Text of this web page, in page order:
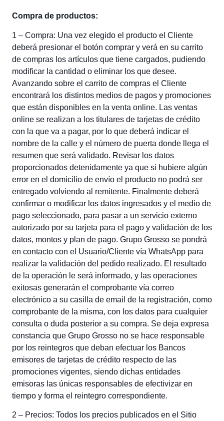
Compra de productos:
1 – Compra: Una vez elegido el producto el Cliente
deberá presionar el botón comprar y verá en su carrito
de compras los artículos que tiene cargados, pudiendo
modificar la cantidad o eliminar los que desee.
Avanzando sobre el carrito de compras el Cliente
encontrará los distintos medios de pagos y promociones
que están disponibles en la venta online. Las ventas
online se realizan a los titulares de tarjetas de crédito
con la que va a pagar, por lo que deberá indicar el
nombre de la calle y el número de puerta donde llega el
resumen que será validado. Revisar los datos
proporcionados detenidamente ya que si hubiere algún
error en el domicilio de envío el producto no podrá ser
entregado volviendo al remitente. Finalmente deberá
confirmar o modificar los datos ingresados y el medio de
pago seleccionado, para pasar a un servicio externo
autorizado por su tarjeta para el pago y validación de los
datos, montos y plan de pago. Grupo Grosso se pondrá
en contacto con el Usuario/Cliente vía WhatsApp para
realizar la validación del pedido realizado. El resultado
de la operación le será informado, y las operaciones
exitosas generarán el comprobante vía correo
electrónico a su casilla de email de la registración, como
comprobante de la misma, con los datos para cualquier
consulta o duda posterior a su compra. Se deja expresa
constancia que Grupo Grosso no se hace responsable
por los reintegros que deban efectuar los Bancos
emisores de tarjetas de crédito respecto de las
promociones vigentes, siendo dichas entidades
emisoras las únicas responsables de efectivizar en
tiempo y forma el reintegro correspondiente.
2 – Precios: Todos los precios publicados en el Sitio